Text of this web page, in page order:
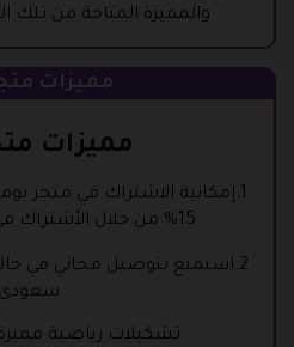
والمميزة المتاحة من تلك
مميزات
مميزات
1.إمكانية الاشتراك في متجر
15% من خلال الأشتراك في بوما بشكل دائم.
تشكيلات رياضية مميزة وجودة عالية الصنع.